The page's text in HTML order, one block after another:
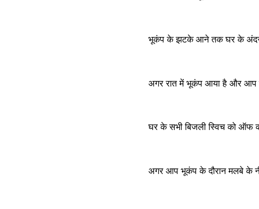
भूकंप के झटके आने तक घर के अंदर
अगर रात में भूकंप आया है और आप
घर के सभी बिजली स्विच को ऑफ
अगर आप भूकंप के दौरान मलबे के